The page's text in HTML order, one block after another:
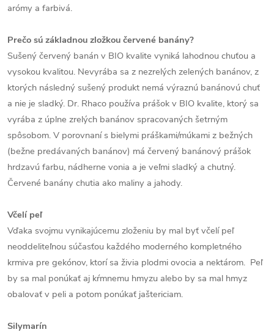
arómy a farbivá.
Prečo sú základnou zložkou červené banány?
Sušený červený banán v BIO kvalite vyniká lahodnou chuťou a
vysokou kvalitou. Nevyrába sa z nezrelých zelených banánov, z
ktorých následný sušený produkt nemá výraznú banánovú chuť
a nie je sladký. Dr. Rhaco používa prášok v BIO kvalite, ktorý sa
vyrába z úplne zrelých banánov spracovaných šetrným
spôsobom. V porovnaní s bielymi práškami/múkami z bežných
(bežne predávaných banánov) má červený banánový prášok
hrdzavú farbu, nádherne vonia a je veľmi sladký a chutný.
Červené banány chutia ako maliny a jahody.
Včelí peľ
Vďaka svojmu vynikajúcemu zloženiu by mal byť včelí peľ
neoddeliteľnou súčasťou každého moderného kompletného
krmiva pre gekónov, ktorí sa živia plodmi ovocia a nektárom. Peľ
by sa mal ponúkať aj kŕmnemu hmyzu alebo by sa mal hmyz
obalovať v peli a potom ponúkať jaštericiam.
Silymarín